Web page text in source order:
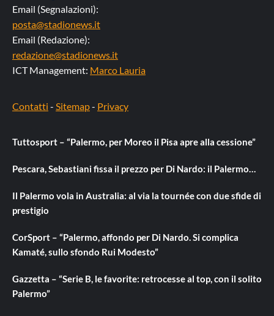
Email (Segnalazioni):
posta@stadionews.it
Email (Redazione):
redazione@stadionews.it
ICT Management: Marco Lauria
Contatti - Sitemap- Privacy
Tuttosport – “Palermo, per Moreo il Pisa apre alla cessione”
Pescara, Sebastiani fissa il prezzo per Di Nardo: il Palermo…
Il Palermo vola in Australia: al via la tournée con due sfide di
prestigio
CorSport – “Palermo, affondo per Di Nardo. Si complica
Kamaté, sullo sfondo Rui Modesto”
Gazzetta – “Serie B, le favorite: retrocesse al top, con il solito
Palermo”